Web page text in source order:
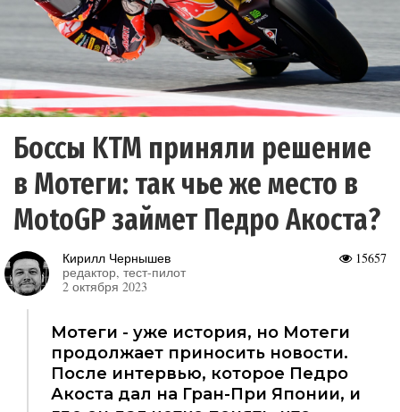
Боссы KTM приняли решение
в Мотеги: так чье же место в
MotoGP займет Педро Акоста?
15657
Кирилл Чернышев
редактор, тест-пилот
2 октября 2023
Мотеги - уже история, но Мотеги
продолжает приносить новости.
После интервью, которое Педро
Акоста дал на Гран-При Японии, и